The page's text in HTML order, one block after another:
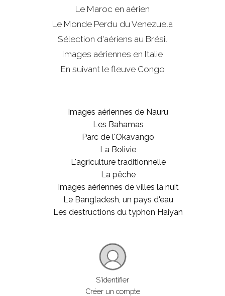
Le Maroc en aérien
Le Monde Perdu du Venezuela
Sélection d'aériens au Brésil
Images aériennes en Italie
En suivant le fleuve Congo
Images aériennes de Nauru
Les Bahamas
Parc de l'Okavango
La Bolivie
L'agriculture traditionnelle
La pêche
Images aériennes de villes la nuit
Le Bangladesh, un pays d'eau
Les destructions du typhon Haiyan
S'identifier
Créer un compte